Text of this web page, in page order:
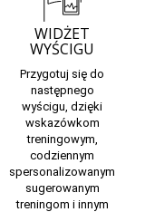
WIDŻET
WYŚCIGU
Przygotuj się do
następnego
wyścigu, dzięki
wskazówkom
treningowym,
codziennym
spersonalizowanym
sugerowanym
treningom i innym